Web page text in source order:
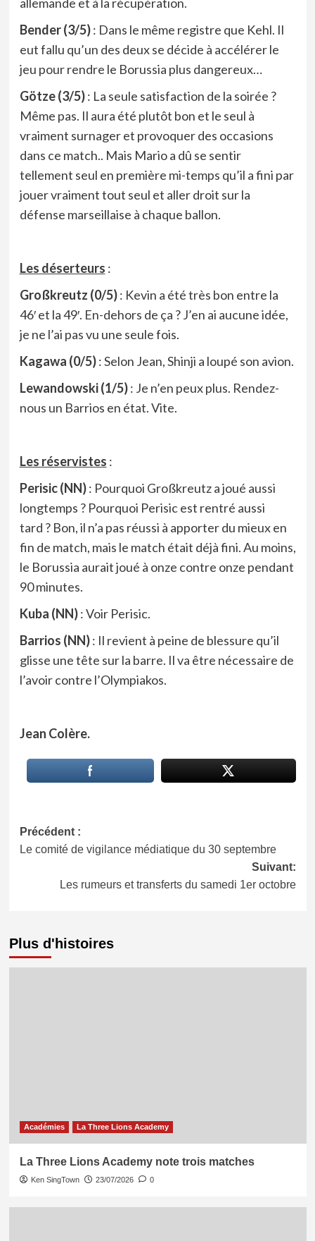
Bender (3/5): Dans le même registre que Kehl. Il
eut fallu qu’un des deux se décide à accélérer le
jeu pour rendre le Borussia plus dangereux…
Götze (3/5): La seule satisfaction de la soirée ?
Même pas. Il aura été plutôt bon et le seul à
vraiment surnager et provoquer des occasions
dans ce match.. Mais Mario a dû se sentir
tellement seul en première mi-temps qu’il a fini par
jouer vraiment tout seul et aller droit sur la
défense marseillaise à chaque ballon.
Les déserteurs :
Großkreutz (0/5): Kevin a été très bon entre la
46′ et la 49′. En-dehors de ça ? J’en ai aucune idée,
je ne l’ai pas vu une seule fois.
Kagawa (0/5): Selon Jean, Shinji a loupé son avion.
Lewandowski (1/5): Je n’en peux plus. Rendez-
nous un Barrios en état. Vite.
Les réservistes :
Perisic (NN): Pourquoi Großkreutz a joué aussi
longtemps ? Pourquoi Perisic est rentré aussi
tard ? Bon, il n’a pas réussi à apporter du mieux en
fin de match, mais le match était déjà fini. Au moins,
le Borussia aurait joué à onze contre onze pendant
90 minutes.
Kuba (NN): Voir Perisic.
Barrios (NN): Il revient à peine de blessure qu’il
glisse une tête sur la barre. Il va être nécessaire de
l’avoir contre l’Olympiakos.
Jean Colère.
Navigation
d’article
Précédent :
Le comité de vigilance médiatique du 30 septembre
Suivant:
Les rumeurs et transferts du samedi 1er octobre
Plus d'histoires
Académies La Three Lions Academy
La Three Lions Academy note trois matches
Ken SingTown 23/07/2026 0